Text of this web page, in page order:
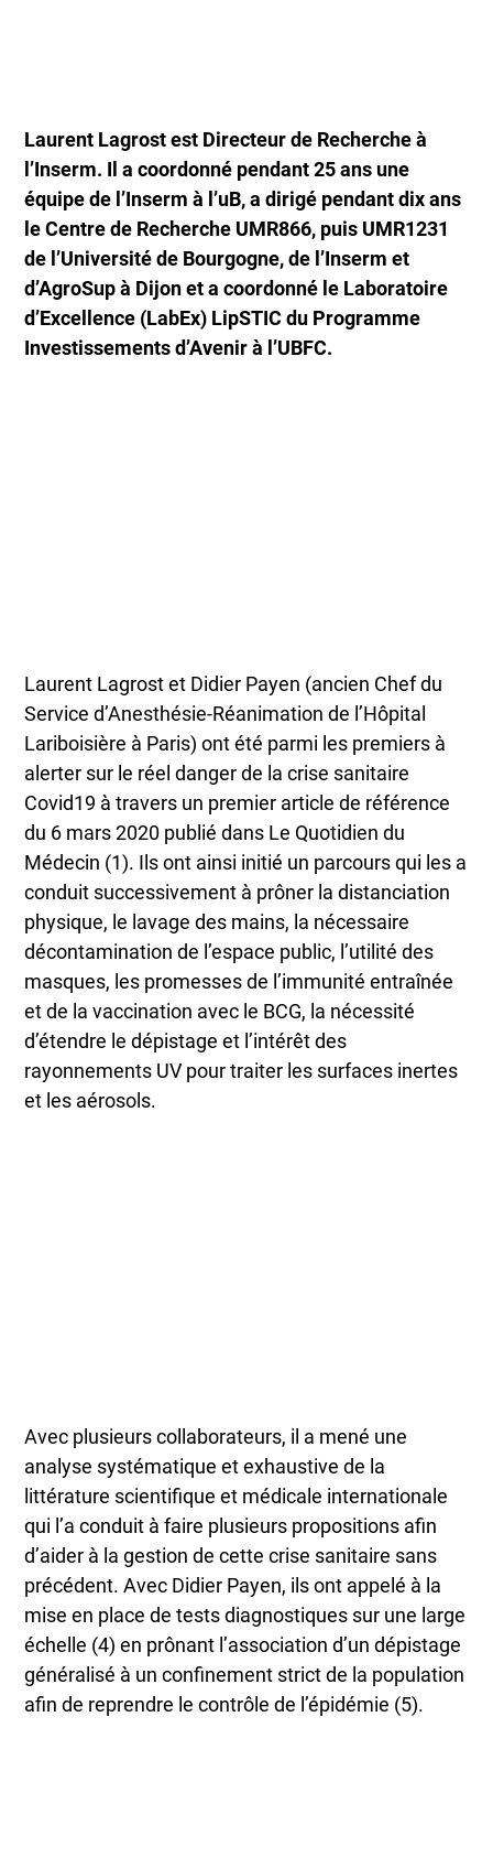
Laurent Lagrost est Directeur de Recherche à
l’Inserm. Il a coordonné pendant 25 ans une
équipe de l’Inserm à l’uB, a dirigé pendant dix ans
le Centre de Recherche UMR866, puis UMR1231
de l’Université de Bourgogne, de l’Inserm et
d’AgroSup à Dijon et a coordonné le Laboratoire
d’Excellence (LabEx) LipSTIC du Programme
Investissements d’Avenir à l’UBFC.
Laurent Lagrost et Didier Payen (ancien Chef du
Service d’Anesthésie-Réanimation de l’Hôpital
Lariboisière à Paris) ont été parmi les premiers à
alerter sur le réel danger de la crise sanitaire
Covid19 à travers un premier article de référence
du 6 mars 2020 publié dans Le Quotidien du
Médecin (1). Ils ont ainsi initié un parcours qui les a
conduit successivement à prôner la distanciation
physique, le lavage des mains, la nécessaire
décontamination de l’espace public, l’utilité des
masques, les promesses de l’immunité entraînée
et de la vaccination avec le BCG, la nécessité
d’étendre le dépistage et l’intérêt des
rayonnements UV pour traiter les surfaces inertes
et les aérosols.
Avec plusieurs collaborateurs, il a mené une
analyse systématique et exhaustive de la
littérature scientifique et médicale internationale
qui l’a conduit à faire plusieurs propositions afin
d’aider à la gestion de cette crise sanitaire sans
précédent. Avec Didier Payen, ils ont appelé à la
mise en place de tests diagnostiques sur une large
échelle (4) en prônant l’association d’un dépistage
généralisé à un confinement strict de la population
afin de reprendre le contrôle de l’épidémie (5).